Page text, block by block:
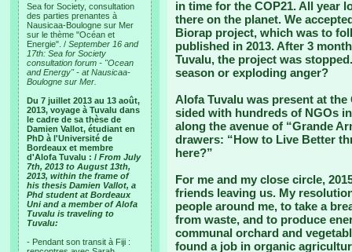
Sea for Society, consultation
des parties prenantes à
Nausicaa-Boulogne sur Mer
sur le thème "Océan et
Energie". / September 16 and
17th: Sea for Society
consultation forum - "Ocean
and Energy" - at Nausicaa-
Boulogne sur Mer.
Du 7 juillet 2013 au 13 août,
2013, voyage à Tuvalu dans
le cadre de sa thèse de
Damien Vallot, étudiant en
PhD à l'Université de
Bordeaux et membre
d'Alofa Tuvalu : / From July
7th, 2013 to August 13th,
2013, within the frame of
his thesis Damien Vallot, a
Phd student at Bordeaux
Uni and a member of Alofa
Tuvalu is traveling to
Tuvalu:
- Pendant son transit à Fiji :
in time for the COP21. All year
there on the planet. We
Biorap project, which was to
published in 2013. After 3
Tuvalu, the project was
season or exploding anger?
Alofa Tuvalu was present at
sided with hundreds of NGOs
along the avenue of “Grande
drawers: “How to Live Better
here?”
For me and my close circle,
friends leaving us. My
people around me, to take a
from waste, and to produce
communal orchard and
found a job in organic